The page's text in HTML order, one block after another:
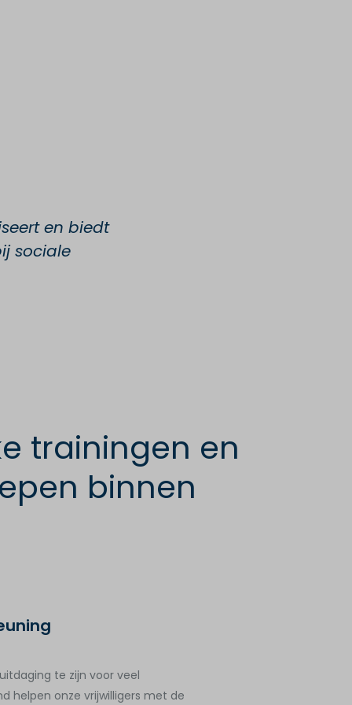
en biedt
sociale
trainingen en
binnen
te zijn voor veel
helpen onze vrijwilligers met de